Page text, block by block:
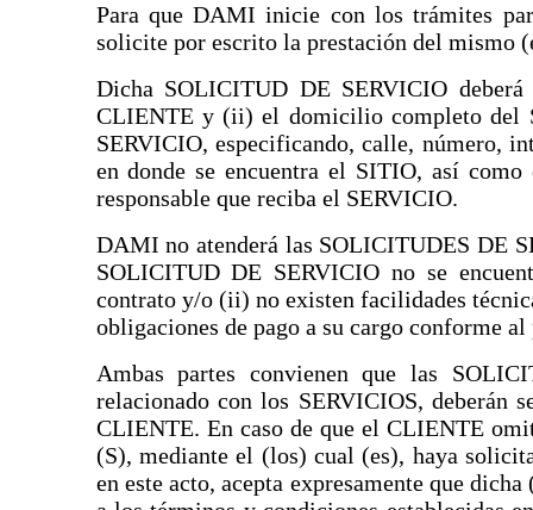
Para que DAMI inicie con los trámites
solicite por escrito la prestación del mismo
Dicha SOLICITUD DE SERVICIO
CLIENTE y (ii) el domicilio completo del
SERVICIO, especificando, calle, número,
en donde se encuentra el SITIO, así
responsable que reciba el SERVICIO.
DAMI no atenderá las SOLICITUDES DE
SOLICITUD DE SERVICIO no se
contrato y/o (ii) no existen facilidades
obligaciones de pago a su cargo conforme
Ambas partes convienen que las
relacionado con los SERVICIOS, deberán
CLIENTE. En caso de que el CLIENTE
(S), mediante el (los) cual (es), haya
en este acto, acepta expresamente que